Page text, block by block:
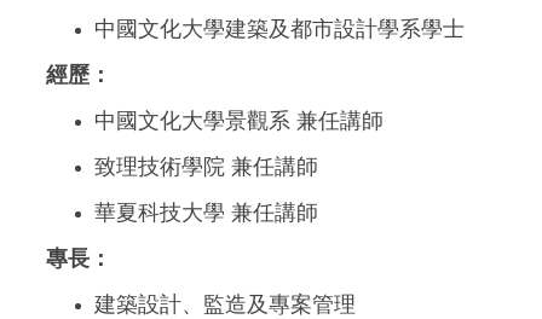
中國文化大學建築及都市設計學系學士
經歷：
中國文化大學景觀系 兼任講師
致理技術學院 兼任講師
華夏科技大學 兼任講師
專長：
建築設計、監造及專案管理